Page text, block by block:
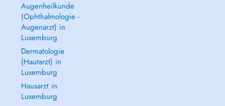
Augenheilkunde
(Ophthalmologie -
Augenarzt) in
Luxemburg
Dermatologie
(Hautarzt) in
Luxemburg
Hausarzt in
Luxemburg